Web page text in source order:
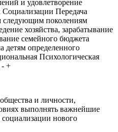
и удовлетворение
Социализации Передача
следующим поколениям
хозяйства, зарабатывание
семейного бюджета
детям определенного
Психологическая
- +
и личности,
выполнять важнейшие
нового